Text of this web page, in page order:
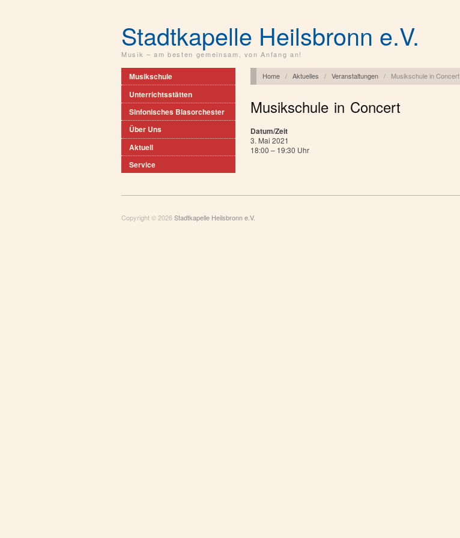
Stadtkapelle Heilsbronn e.V.
Musik – am besten gemeinsam, von Anfang an!
Musikschule
Unterrichtsstätten
Sinfonisches Blasorchester
Über Uns
Aktuell
Service
Home / Aktuelles / Veranstaltungen / Musikschule in Concert
Musikschule in Concert
Datum/Zeit
3. Mai 2021
18:00 – 19:30 Uhr
Copyright © 2026Stadtkapelle Heilsbronn e.V.